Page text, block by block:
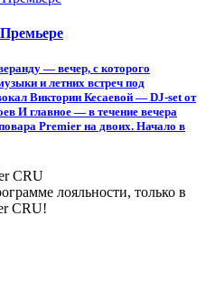
— вечер, с которого
и летних встреч под
Виктории Кесаевой — DJ-set от
И главное — в течение вечера
Premier на двоих. Начало в
CRU
лояльности, только в
CRU!